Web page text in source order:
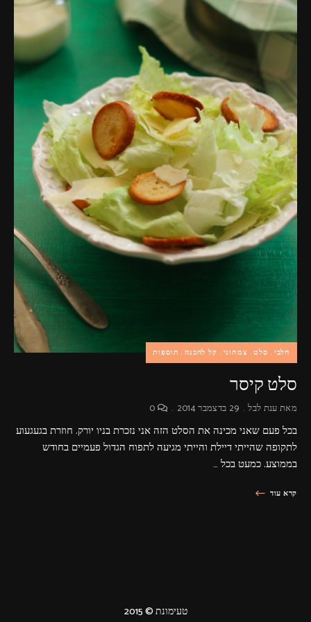
פרסומות,
מדיה
דיגיטלית
חלבי סלט צמחוני קל להכנה תוספות
סלט קיסר
מאתענת לבל 29 בדצמבר 2014
בכל פעם שאני מכינה את הסלט הזה אני נזכרת בניו יורק. חוזרת בגעגעוע
לתקופה שהייתי דיילת והייתי מגיעה לתפוח הגדול פעמיים בחודש
בממוצע. כמעט בכל …
קרא עוד
טעימונת © 2015